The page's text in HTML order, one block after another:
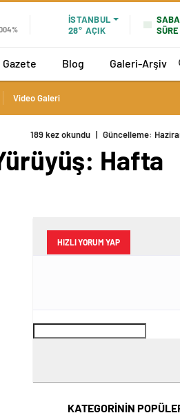
İSTANBUL
28° AÇIK
SÜRE
Gazete Blog Galeri-Arşiv
Video Galeri
189 kez okundu | Güncelleme:
Hafta
HIZLI YORUM YAP
KATEGORİNİN